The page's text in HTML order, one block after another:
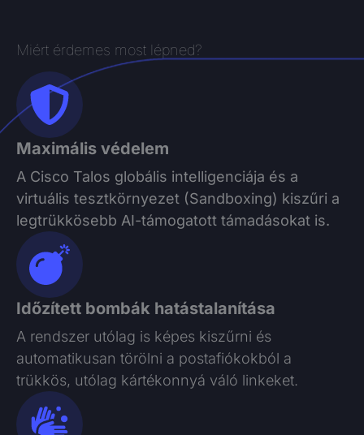
Miért érdemes most lépned?
Maximális védelem
A Cisco Talos globális intelligenciája és a
virtuális tesztkörnyezet (Sandboxing) kiszűri a
legtrükkösebb AI-támogatott támadásokat is.
Időzített bombák hatástalanítása
A rendszer utólag is képes kiszűrni és
automatikusan törölni a postafiókokból a
trükkös, utólag kártékonnyá váló linkeket.